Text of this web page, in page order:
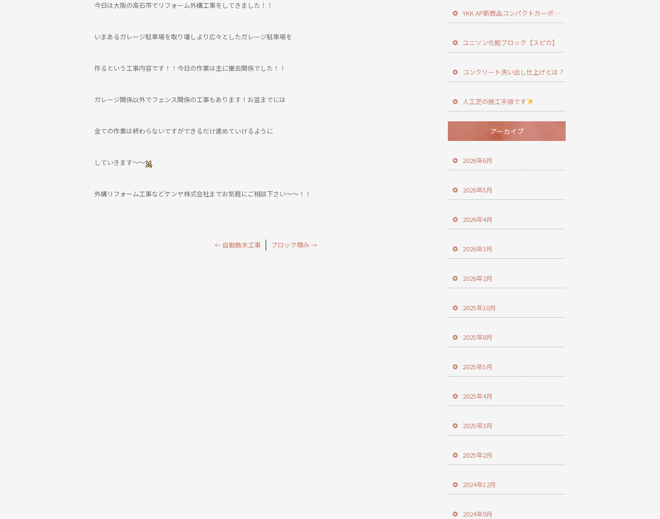
今日は大阪の高石市でリフォーム外構工事をしてきました！！
いまあるガレージ駐車場を取り壊しより広々としたガレージ駐車場を
作るという工事内容です！！今日の作業は主に撤去関係でした！！
ガレージ関係以外でフェンス関係の工事もあります！お盆までには
全ての作業は終わらないですができるだけ進めていけるように
していきます～～
外構リフォーム工事などケンヤ株式会社までお気軽にご相談下さい～～！！
← 自動散水工事 ブロック積み →
YKK AP新商品コンパクトカーポート登場！
ユニソン化粧ブロック【スピカ】
コンクリート洗い出し仕上げとは？
人工芝の施工手順です
アーカイブ
2026年6月
2026年5月
2026年4月
2026年3月
2026年2月
2025年10月
2025年8月
2025年5月
2025年4月
2025年3月
2025年2月
2024年12月
2024年9月